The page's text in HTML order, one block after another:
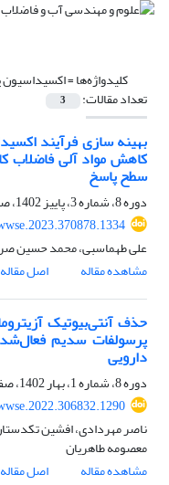
کلیدواژه‌ها =
تعداد مقالات: 3
بهینه سازی فرآیند
کاهش مواد آلی فاضلاب
سطح پاسخ
دوره 8، شماره 3، پاییز 1402، صفحه
علی طهماسبی، محمد حسین
مشاهده مقاله
اصل مقاله
حذف آنتی‌بیوتیک‌
پرسولفات سدیم
دارویی
دوره 8، شماره 1، بهار 1402، صفحه
ناصر مهردادی، افشین
معصومه طاهریان
مشاهده مقاله
اصل مقاله